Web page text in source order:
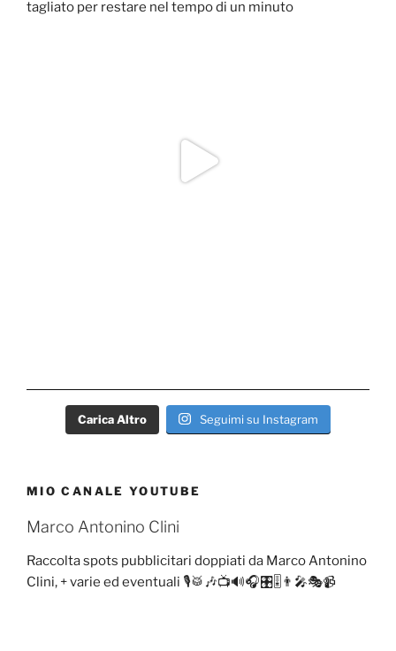
Carica Altro Seguimi su Instagram
MIO CANALE YOUTUBE
Marco Antonino Clini
Raccolta spots pubblicitari doppiati da Marco Antonino
Clini, + varie ed eventuali 🎙️🥁🎶📺🔊🎧🎛️🎚️👨‍🎤🎭📹